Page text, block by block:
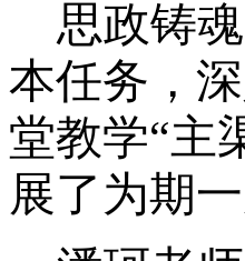
思政铸
本任务，
堂教学“主
展了为期